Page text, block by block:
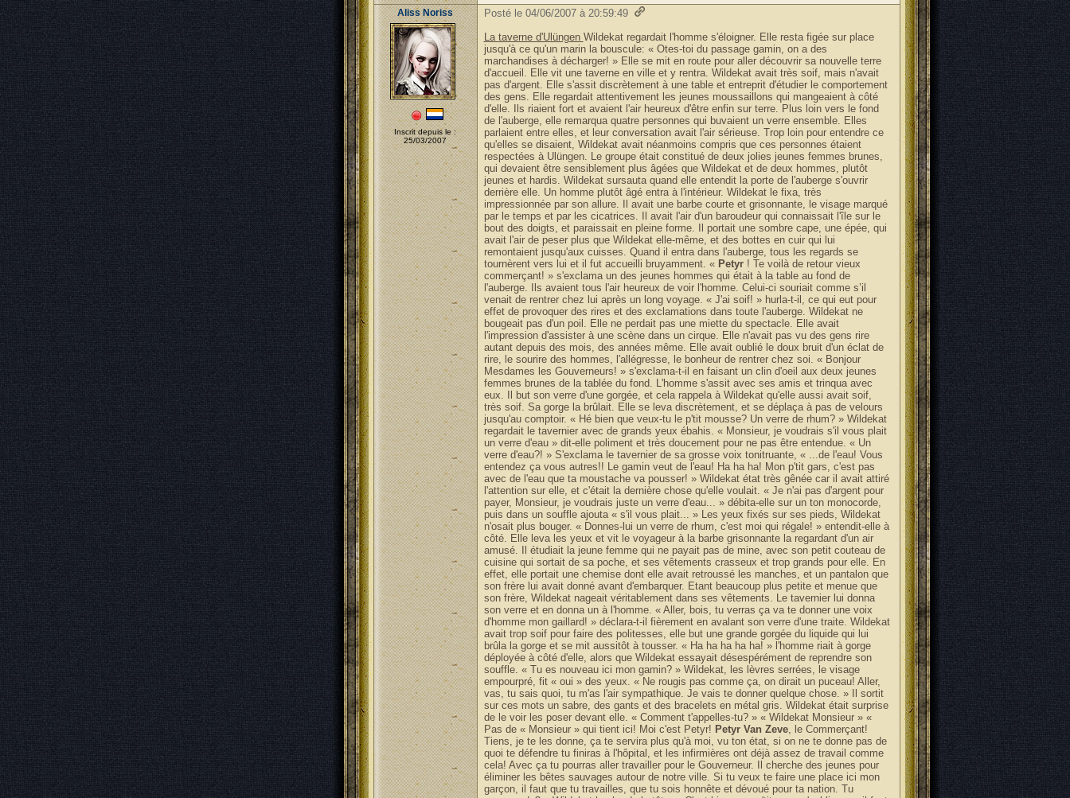
Aliss Noriss
Inscrit depuis le :
25/03/2007
Posté le 04/06/2007 à 20:59:49
La taverne d'Ulüngen Wildekat regardait l'homme s'éloigner. Elle resta figée sur place
jusqu'à ce qu'un marin la bouscule: « Otes-toi du passage gamin, on a des
marchandises à décharger! » Elle se mit en route pour aller découvrir sa nouvelle terre
d'accueil. Elle vit une taverne en ville et y rentra. Wildekat avait très soif, mais n'avait
pas d'argent. Elle s'assit discrètement à une table et entreprit d'étudier le comportement
des gens. Elle regardait attentivement les jeunes moussaillons qui mangeaient à côté
d'elle. Ils riaient fort et avaient l'air heureux d'être enfin sur terre. Plus loin vers le fond
de l'auberge, elle remarqua quatre personnes qui buvaient un verre ensemble. Elles
parlaient entre elles, et leur conversation avait l'air sérieuse. Trop loin pour entendre ce
qu'elles se disaient, Wildekat avait néanmoins compris que ces personnes étaient
respectées à Ulüngen. Le groupe était constitué de deux jolies jeunes femmes brunes,
qui devaient être sensiblement plus âgées que Wildekat et de deux hommes, plutôt
jeunes et hardis. Wildekat sursauta quand elle entendit la porte de l'auberge s'ouvrir
derrière elle. Un homme plutôt âgé entra à l'intérieur. Wildekat le fixa, très
impressionnée par son allure. Il avait une barbe courte et grisonnante, le visage marqué
par le temps et par les cicatrices. Il avait l'air d'un baroudeur qui connaissait l'île sur le
bout des doigts, et paraissait en pleine forme. Il portait une sombre cape, une épée, qui
avait l'air de peser plus que Wildekat elle-même, et des bottes en cuir qui lui
remontaient jusqu'aux cuisses. Quand il entra dans l'auberge, tous les regards se
tournèrent vers lui et il fut accueilli bruyamment. « Petyr ! Te voilà de retour vieux
commerçant! » s'exclama un des jeunes hommes qui était à la table au fond de
l'auberge. Ils avaient tous l'air heureux de voir l'homme. Celui-ci souriait comme s’il
venait de rentrer chez lui après un long voyage. « J'ai soif! » hurla-t-il, ce qui eut pour
effet de provoquer des rires et des exclamations dans toute l'auberge. Wildekat ne
bougeait pas d'un poil. Elle ne perdait pas une miette du spectacle. Elle avait
l'impression d'assister à une scène dans un cirque. Elle n'avait pas vu des gens rire
autant depuis des mois, des années même. Elle avait oublié le doux bruit d'un éclat de
rire, le sourire des hommes, l'allégresse, le bonheur de rentrer chez soi. « Bonjour
Mesdames les Gouverneurs! » s'exclama-t-il en faisant un clin d'oeil aux deux jeunes
femmes brunes de la tablée du fond. L'homme s'assit avec ses amis et trinqua avec
eux. Il but son verre d'une gorgée, et cela rappela à Wildekat qu'elle aussi avait soif,
très soif. Sa gorge la brûlait. Elle se leva discrètement, et se déplaça à pas de velours
jusqu'au comptoir. « Hé bien que veux-tu le p'tit mousse? Un verre de rhum? » Wildekat
regardait le tavernier avec de grands yeux ébahis. « Monsieur, je voudrais s'il vous plait
un verre d'eau » dit-elle poliment et très doucement pour ne pas être entendue. « Un
verre d'eau?! » S'exclama le tavernier de sa grosse voix tonitruante, « ...de l'eau! Vous
entendez ça vous autres!! Le gamin veut de l'eau! Ha ha ha! Mon p'tit gars, c'est pas
avec de l'eau que ta moustache va pousser! » Wildekat état très gênée car il avait attiré
l'attention sur elle, et c'était la dernière chose qu'elle voulait. « Je n'ai pas d'argent pour
payer, Monsieur, je voudrais juste un verre d'eau... » débita-elle sur un ton monocorde,
puis dans un souffle ajouta « s'il vous plait... » Les yeux fixés sur ses pieds, Wildekat
n'osait plus bouger. « Donnes-lui un verre de rhum, c'est moi qui régale! » entendit-elle à
côté. Elle leva les yeux et vit le voyageur à la barbe grisonnante la regardant d'un air
amusé. Il étudiait la jeune femme qui ne payait pas de mine, avec son petit couteau de
cuisine qui sortait de sa poche, et ses vêtements crasseux et trop grands pour elle. En
effet, elle portait une chemise dont elle avait retroussé les manches, et un pantalon que
son frère lui avait donné avant d'embarquer. Etant beaucoup plus petite et menue que
son frère, Wildekat nageait véritablement dans ses vêtements. Le tavernier lui donna
son verre et en donna un à l'homme. « Aller, bois, tu verras ça va te donner une voix
d'homme mon gaillard! » déclara-t-il fièrement en avalant son verre d'une traite. Wildekat
avait trop soif pour faire des politesses, elle but une grande gorgée du liquide qui lui
brûla la gorge et se mit aussitôt à tousser. « Ha ha ha ha ha! » l'homme riait à gorge
déployée à côté d'elle, alors que Wildekat essayait désespérément de reprendre son
souffle. « Tu es nouveau ici mon gamin? » Wildekat, les lèvres serrées, le visage
empourpré, fit « oui » des yeux. « Ne rougis pas comme ça, on dirait un puceau! Aller,
vas, tu sais quoi, tu m'as l'air sympathique. Je vais te donner quelque chose. » Il sortit
sur ces mots un sabre, des gants et des bracelets en métal gris. Wildekat était surprise
de le voir les poser devant elle. « Comment t'appelles-tu? » « Wildekat Monsieur » «
Pas de « Monsieur » qui tient ici! Moi c'est Petyr! Petyr Van Zeve, le Commerçant!
Tiens, je te les donne, ça te servira plus qu'à moi, vu ton état, si on ne te donne pas de
quoi te défendre tu finiras à l'hôpital, et les infirmières ont déjà assez de travail comme
cela! Avec ça tu pourras aller travailler pour le Gouverneur. Il cherche des jeunes pour
éliminer les bêtes sauvages autour de notre ville. Si tu veux te faire une place ici mon
garçon, il faut que tu travailles, que tu sois honnête et dévoué pour ta nation. Tu